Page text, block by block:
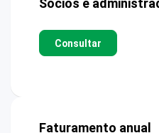
Sócios e
Consultar
Faturamento anual